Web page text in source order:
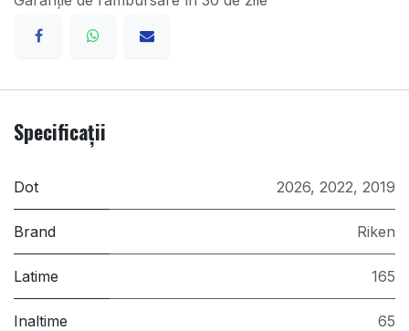
Specificații
Dot 2026, 2022, 2019
Brand Riken
Latime 165
Inaltime 65